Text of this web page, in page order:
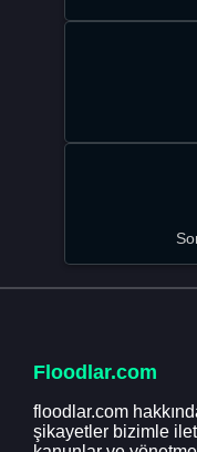
Floodlar.com
floodlar.com
şikayetler bizimle